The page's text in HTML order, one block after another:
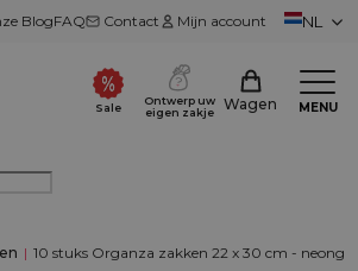
BlogFAQ Contact Mijn account NL
Sale
Ontwerp uw
eigen zakje
Wagen MENU
| 10 stuks Organza zakken 22 x 30 cm -